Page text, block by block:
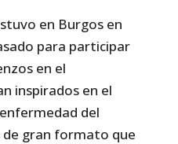
en Burgos en
para participar
en el
inspirados en el
del
de gran formato que